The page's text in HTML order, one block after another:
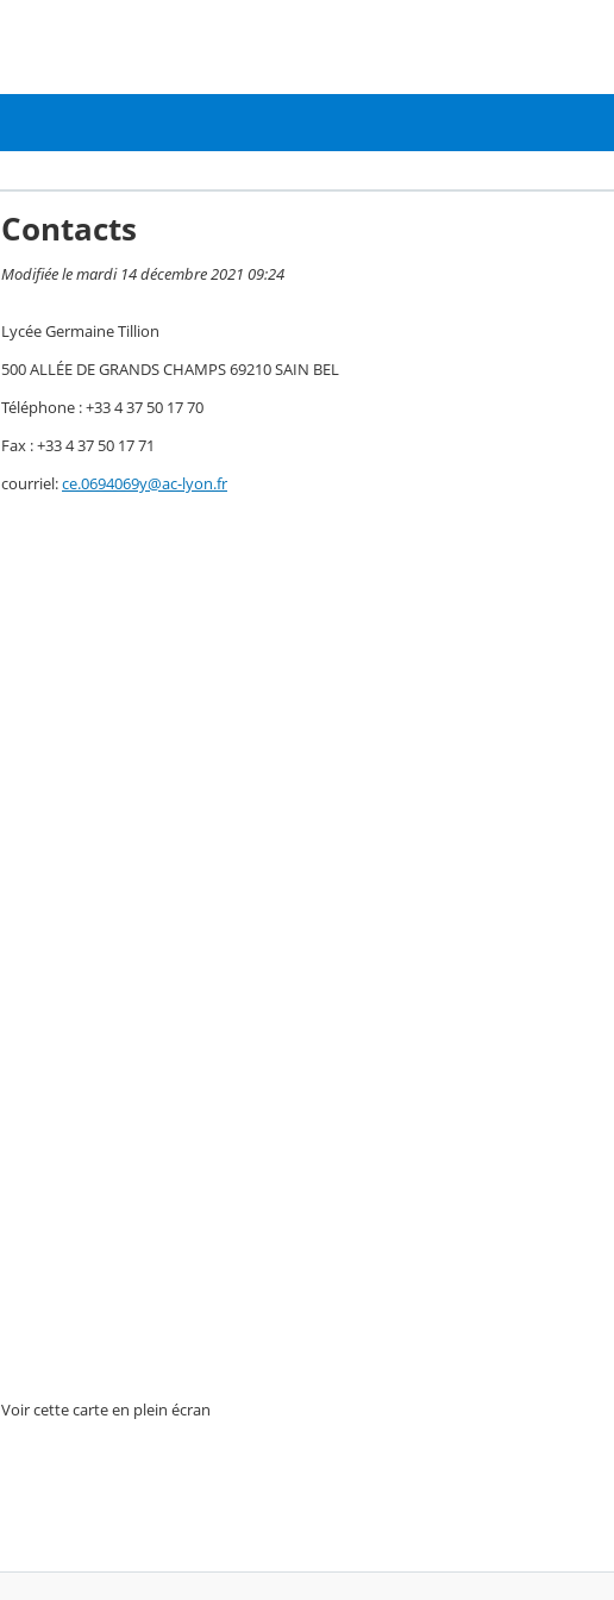
Contacts
Modifiée le mardi 14 décembre 2021 09:24
Lycée Germaine Tillion
500 ALLÉE DE GRANDS CHAMPS 69210 SAIN BEL
Téléphone : +33 4 37 50 17 70
Fax : +33 4 37 50 17 71
courriel:ce.0694069y@ac-lyon.fr
Voir cette carte en plein écran